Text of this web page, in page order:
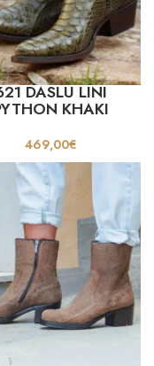
DASLU LINI
KHAKI
469,00€